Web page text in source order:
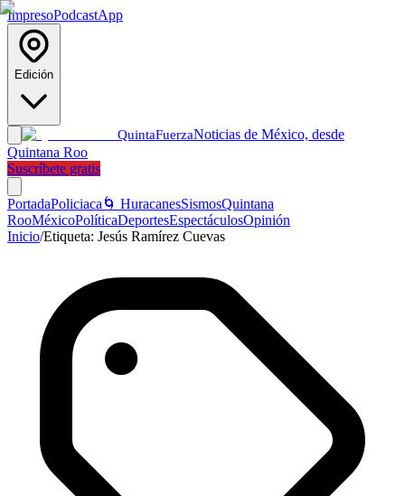
ImpresoPodcastApp
Edición
QuintaFuerzaNoticias de México, desde
Quintana Roo
Suscríbete gratis
PortadaPoliciaca 🌀 HuracanesSismosQuintana
RooMéxicoPolíticaDeportesEspectáculosOpinión
Inicio/Etiqueta: Jesús Ramírez Cuevas